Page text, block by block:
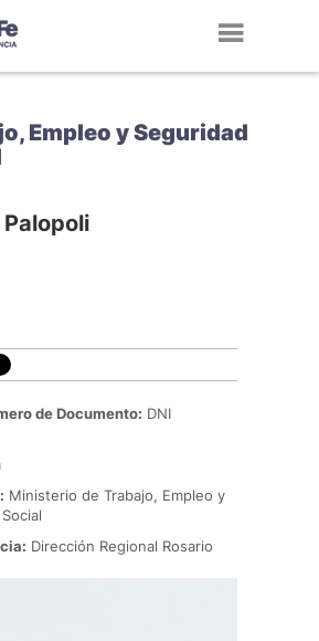
Empleo y Seguridad
de Documento: DNI
Ministerio de Trabajo, Empleo y
Dirección Regional Rosario